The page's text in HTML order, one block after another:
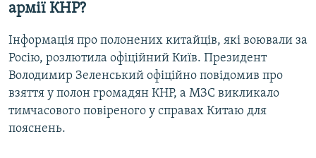
армії КНР?
Інформація про полонених китайців, які воювали за
Росію, розлютила офіційний Київ. Президент
Володимир Зеленський офіційно повідомив про
взяття у полон громадян КНР, а МЗС викликало
тимчасового повіреного у справах Китаю для
пояснень.